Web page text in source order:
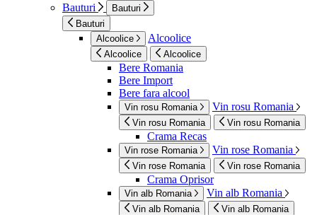
Bauturi
Bauturi
Bauturi
Alcoolice
Alcoolice
Alcoolice Alcoolice
Bere Romania
Bere Import
Bere fara alcool
Vin rosu Romania Vin rosu Romania
Vin rosu Romania Vin rosu Romania
Crama Recas
Vin rose Romania Vin rose Romania
Vin rose Romania Vin rose Romania
Crama Oprisor
Vin alb Romania Vin alb Romania
Vin alb Romania Vin alb Romania